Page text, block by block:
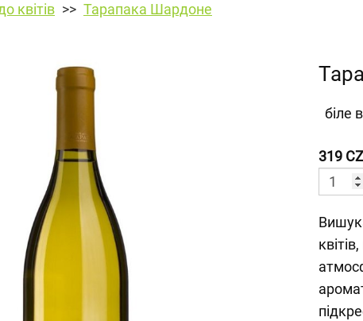
квітів Тарапака Шардоне
біле
319